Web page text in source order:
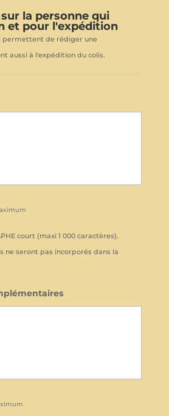
la personne qui
et pour l'expédition
permettent de rédiger une
aussi à l'expédition du colis.
court (maxi 1 000 caractères).
ne seront pas incorporés dans la